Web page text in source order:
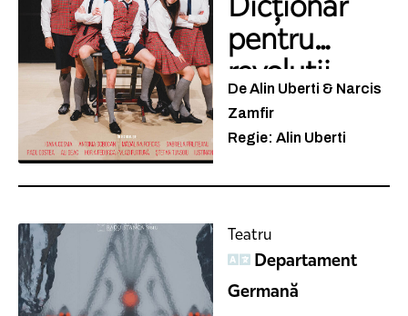
pentru
revoluții
De Alin Uberti & Narcis
Zamfir
Regie: Alin Uberti
Teatru
Departament
Germană